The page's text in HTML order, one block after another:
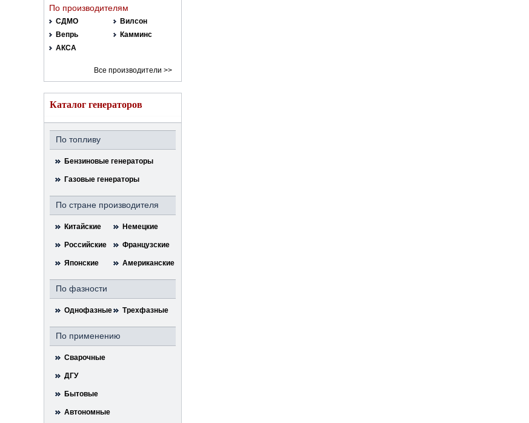
По производителям
СДМО
Вилсон
Вепрь
Камминс
АКСА
Все производители >>
Каталог генераторов
По топливу
Бензиновые генераторы
Газовые генераторы
По стране производителя
Китайские Немецкие
Российские Французские
Японские Американские
По фазности
Однофазные Трехфазные
По применению
Сварочные
ДГУ
Бытовые
Автономные